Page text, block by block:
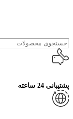
پشتیبانی 24 ساعته